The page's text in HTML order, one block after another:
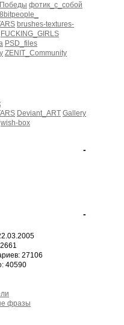
фотик_с_собой
_8bitpeople_
brushes-textures-
FUCKING_GIRLS
PSD_files
ZENIT_Community
Deviant_ART Gallery
wish-box
-
-
27106
40590
фразы